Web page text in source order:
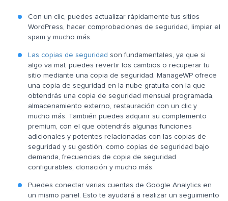
Con un clic, puedes actualizar rápidamente tus sitios
WordPress, hacer comprobaciones de seguridad, limpiar el
spam y mucho más.
Las copias de seguridad son fundamentales, ya que si
algo va mal, puedes revertir los cambios o recuperar tu
sitio mediante una copia de seguridad. ManageWP ofrece
una copia de seguridad en la nube gratuita con la que
obtendrás una copia de seguridad mensual programada,
almacenamiento externo, restauración con un clic y
mucho más. También puedes adquirir su complemento
premium, con el que obtendrás algunas funciones
adicionales y potentes relacionadas con las copias de
seguridad y su gestión, como copias de seguridad bajo
demanda, frecuencias de copia de seguridad
configurables, clonación y mucho más.
Puedes conectar varias cuentas de Google Analytics en
un mismo panel. Esto te ayudará a realizar un seguimiento